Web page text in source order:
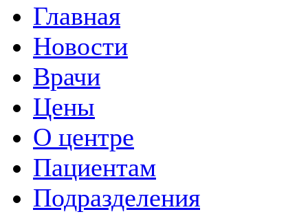
Главная
Новости
Врачи
Цены
О центре
Пациентам
Подразделения